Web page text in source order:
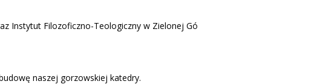
Instytut Filozoficzno-Teologiczny w Zielonej Gó
naszej gorzowskiej katedry.